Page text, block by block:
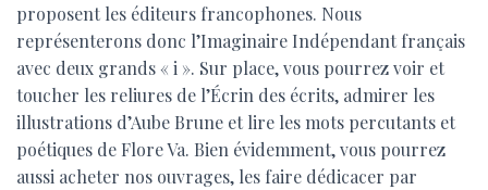
proposent les éditeurs francophones. Nous
représenterons donc l’Imaginaire Indépendant français
avec deux grands « i ». Sur place, vous pourrez voir et
toucher les reliures de l’Écrin des écrits, admirer les
illustrations d’Aube Brune et lire les mots percutants et
poétiques de Flore Va. Bien évidemment, vous pourrez
aussi acheter nos ouvrages, les faire dédicacer par